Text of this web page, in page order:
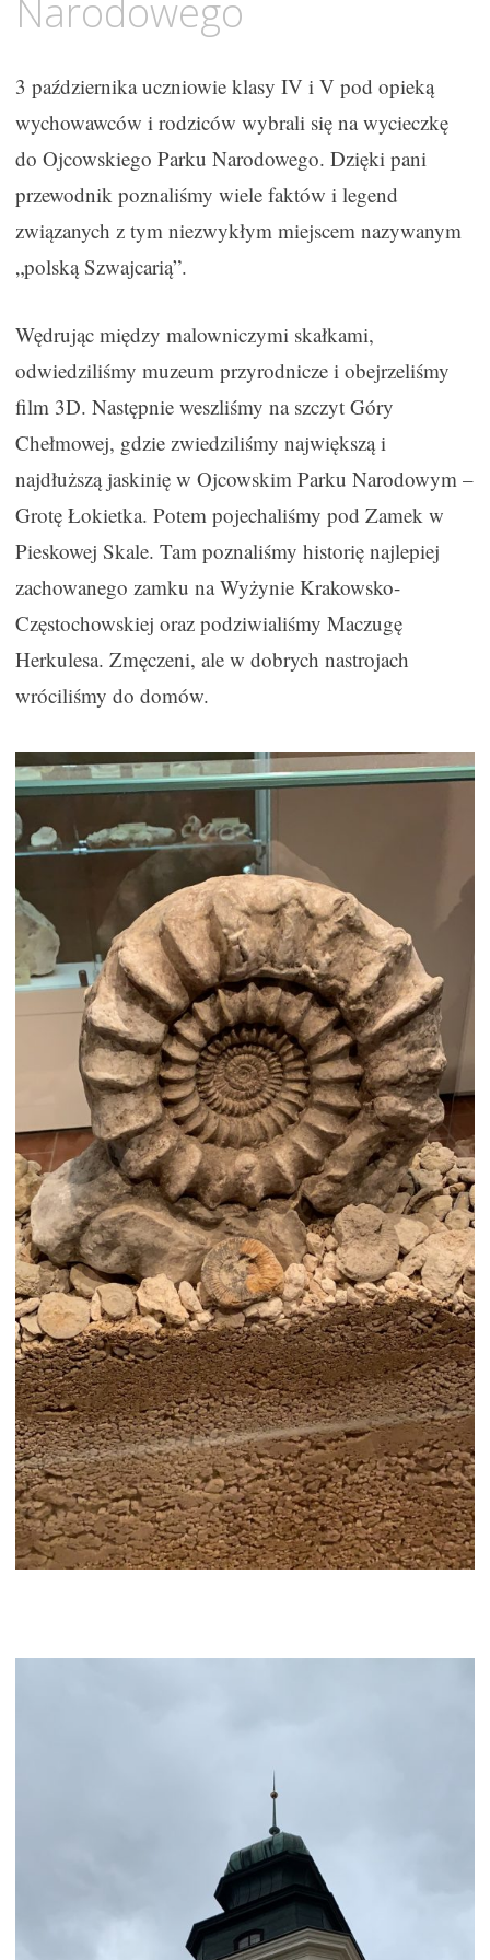
Narodowego
3 października uczniowie klasy IV i V pod opieką
wychowawców i rodziców wybrali się na wycieczkę
do Ojcowskiego Parku Narodowego. Dzięki pani
przewodnik poznaliśmy wiele faktów i legend
związanych z tym niezwykłym miejscem nazywanym
„polską Szwajcarią”.
Wędrując między malowniczymi skałkami,
odwiedziliśmy muzeum przyrodnicze i obejrzeliśmy
film 3D. Następnie weszliśmy na szczyt Góry
Chełmowej, gdzie zwiedziliśmy największą i
najdłuższą jaskinię w Ojcowskim Parku Narodowym –
Grotę Łokietka. Potem pojechaliśmy pod Zamek w
Pieskowej Skale. Tam poznaliśmy historię najlepiej
zachowanego zamku na Wyżynie Krakowsko-
Częstochowskiej oraz podziwialiśmy Maczugę
Herkulesa. Zmęczeni, ale w dobrych nastrojach
wróciliśmy do domów.